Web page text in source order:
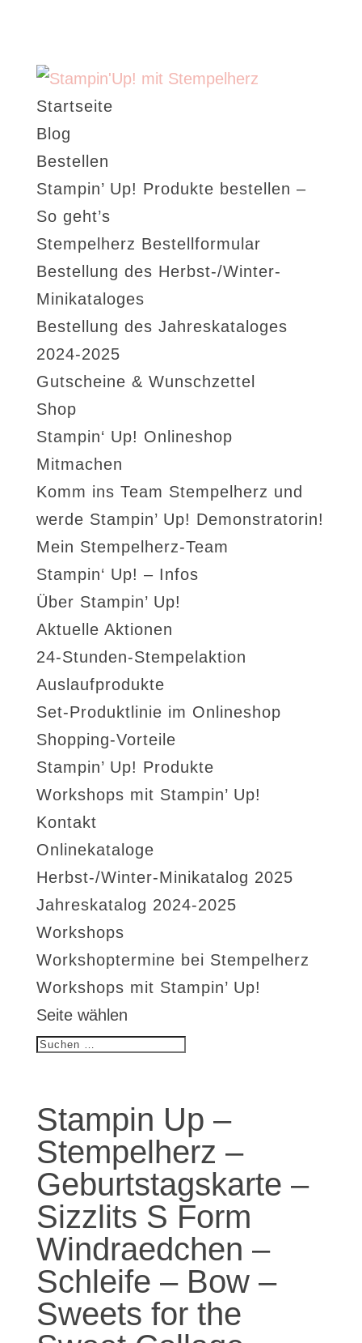
Startseite
Blog
Bestellen
Stampin’ Up! Produkte bestellen –
So geht’s
Stempelherz Bestellformular
Bestellung des Herbst-/Winter-
Minikataloges
Bestellung des Jahreskataloges
2024-2025
Gutscheine & Wunschzettel
Shop
Stampin‘ Up! Onlineshop
Mitmachen
Komm ins Team Stempelherz und
werde Stampin’ Up! Demonstratorin!
Mein Stempelherz-Team
Stampin‘ Up! – Infos
Über Stampin’ Up!
Aktuelle Aktionen
24-Stunden-Stempelaktion
Auslaufprodukte
Set-Produktlinie im Onlineshop
Shopping-Vorteile
Stampin’ Up! Produkte
Workshops mit Stampin’ Up!
Kontakt
Onlinekataloge
Herbst-/Winter-Minikatalog 2025
Jahreskatalog 2024-2025
Workshops
Workshoptermine bei Stempelherz
Workshops mit Stampin’ Up!
Seite wählen
Stampin Up –
Stempelherz –
Geburtstagskarte –
Sizzlits S Form
Windraedchen –
Schleife – Bow –
Sweets for the